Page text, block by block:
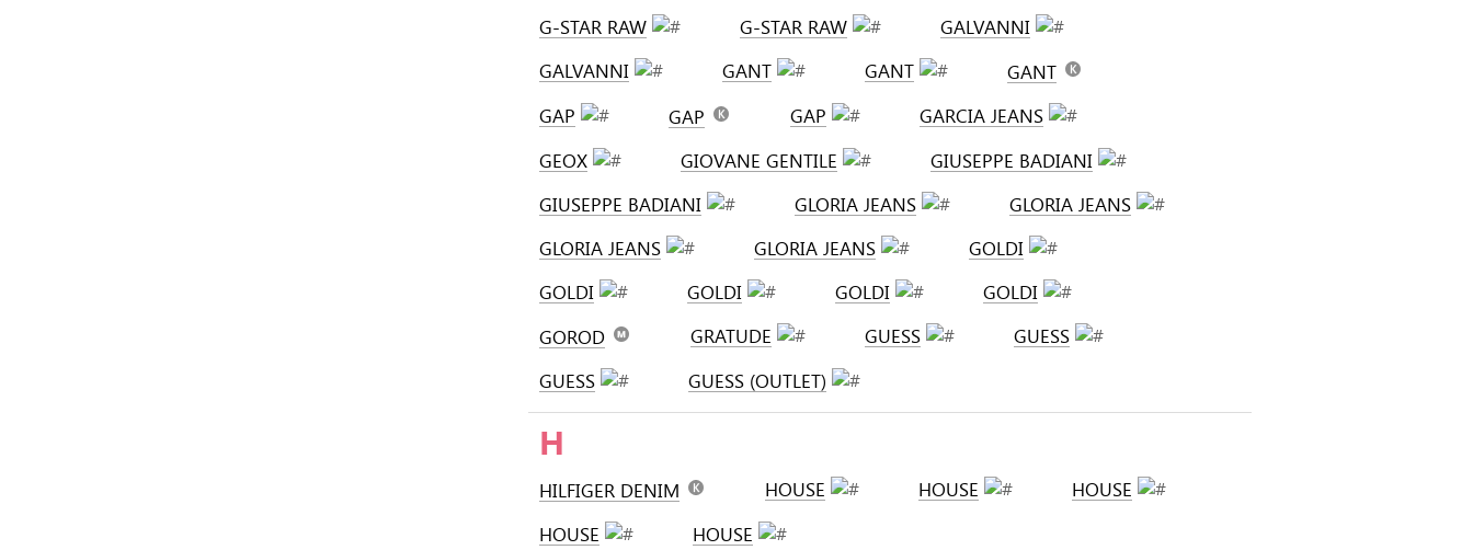
G-STAR RAW
G-STAR RAW
GALVANNI
GALVANNI
GANT GANT
GANT
GAP
GAP GAP
GARCIA JEANS
GEOX
GIOVANE GENTILE
GIUSEPPE BADIANI
GIUSEPPE BADIANI
GLORIA JEANS
GLORIA JEANS
GLORIA JEANS
GLORIA JEANS
GOLDI
GOLDI
GOLDI GOLDI
GOLDI
GOROD
GRATUDE GUESS
GUESS
GUESS
GUESS (OUTLET)
H
HILFIGER DENIM HOUSE HOUSE
HOUSE
HOUSE
HOUSE